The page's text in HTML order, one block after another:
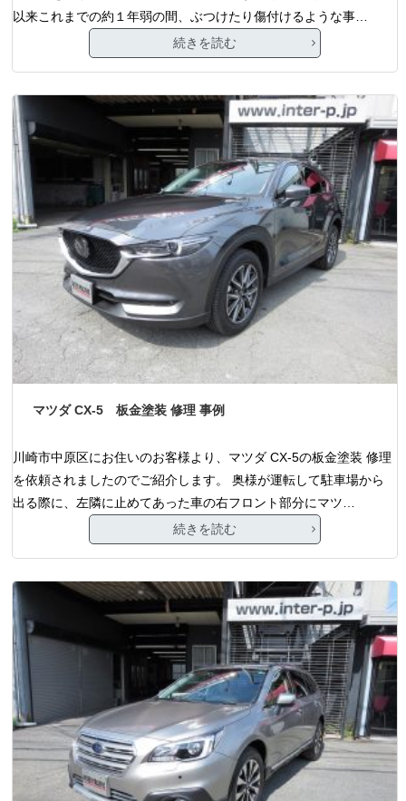
以来これまでの約１年弱の間、ぶつけたり傷付けるような事…
続きを読む
マツダ CX-5 板金塗装 修理 事例
川崎市中原区にお住いのお客様より、マツダ CX-5の板金塗装 修理
を依頼されましたのでご紹介します。 奥様が運転して駐車場から
出る際に、左隣に止めてあった車の右フロント部分にマツ…
続きを読む